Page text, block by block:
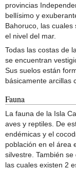
provincias
bellísimo y
Bahoruco, las
el nivel del mar.
Todas las costas de
se encuentran
Sus suelos están
básicamente arcillas
Fauna
La fauna de la Isla
aves y reptiles. De
endémicas y el
población en el área
silvestre. También
las cuales existen 2